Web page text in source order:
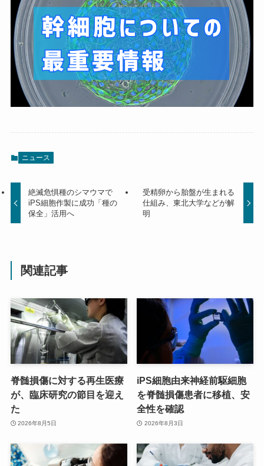
ニュース
絶滅危惧種のシマウマで
iPS細胞作製に成功「種の
保全」活用へ
受精卵から胎盤が生まれる
仕組み、東北大学などが解
明
関連記事
脊髄損傷に対する再生医療
が、臨床研究の節目を迎え
た
2026年8月5日
iPS細胞由来神経前駆細胞
を脊髄損傷患者に移植、安
全性を確認
2026年8月3日